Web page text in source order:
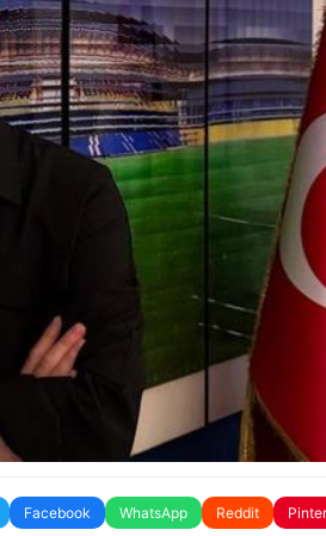
Facebook WhatsApp Reddit